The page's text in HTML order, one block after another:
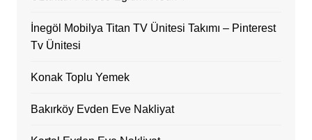
İnegöl Mobilya Titan TV Ünitesi Takımı – Pinterest
Tv Ünitesi
Konak Toplu Yemek
Bakırköy Evden Eve Nakliyat